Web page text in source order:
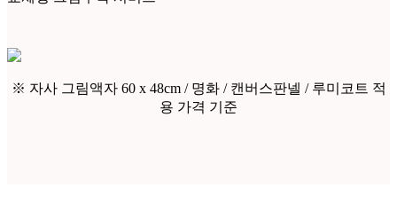
※ 자사 그림액자 60 x 48cm / 명화 / 캔버스판넬 / 루미코트 적
용 가격 기준